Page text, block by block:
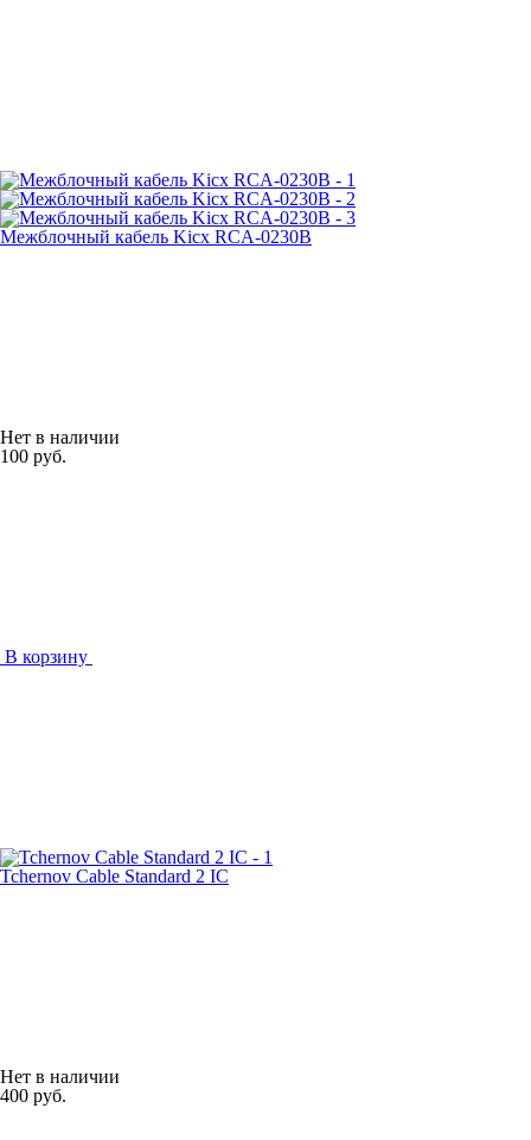
Межблочный кабель Kicx RCA-0230B
Нет в наличии
100 руб.
В корзину
Tchernov Cable Standard 2 IC
Нет в наличии
400 руб.